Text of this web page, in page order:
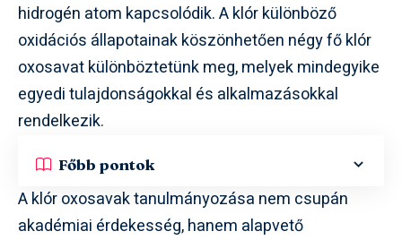
hidrogén atom kapcsolódik. A klór különböző
oxidációs állapotainak köszönhetően négy fő klór
oxosavat különböztetünk meg, melyek mindegyike
egyedi tulajdonságokkal és alkalmazásokkal
rendelkezik.
Főbb pontok
A klór oxosavak tanulmányozása nem csupán
akadémiai érdekesség, hanem alapvető